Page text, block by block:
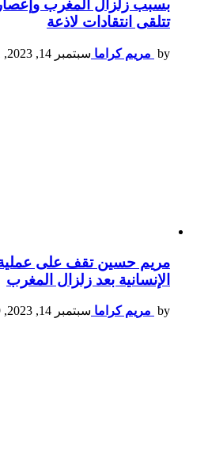
بسبب زلزال المغرب
تتلقى انتقادات لاذعة
by مريم كراما سبتمبر 14, 2023, 5:51 م
مريم حسين تقف على عملية
الإنسانية بعد زلزال المغرب
by مريم كراما سبتمبر 14, 2023, 4:49 م